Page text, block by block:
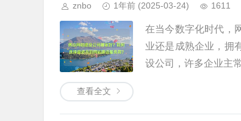
znbo 1年前 (2025-03-24) 1611
在当今数字化时代，
业还是成熟企业，拥
设公司，许多企业主
查看全文